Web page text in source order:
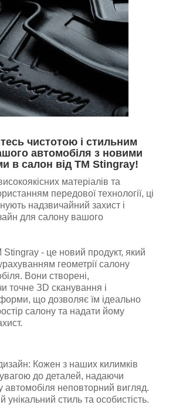
чистотою і стильним
автомобіля з новими
в салон від TM Stingray!
матеріалів та
передової технології, ці
надзвичайний захист і
для салону вашого
- це новий продукт, який
геометрії салону
Вони створені,
точне ЗD сканування і
що дозволяє їм ідеально
салону та надати йому
Кожен з наших килимків
до деталей, надаючи
неповторний вигляд.
унікальний стиль та особистість.